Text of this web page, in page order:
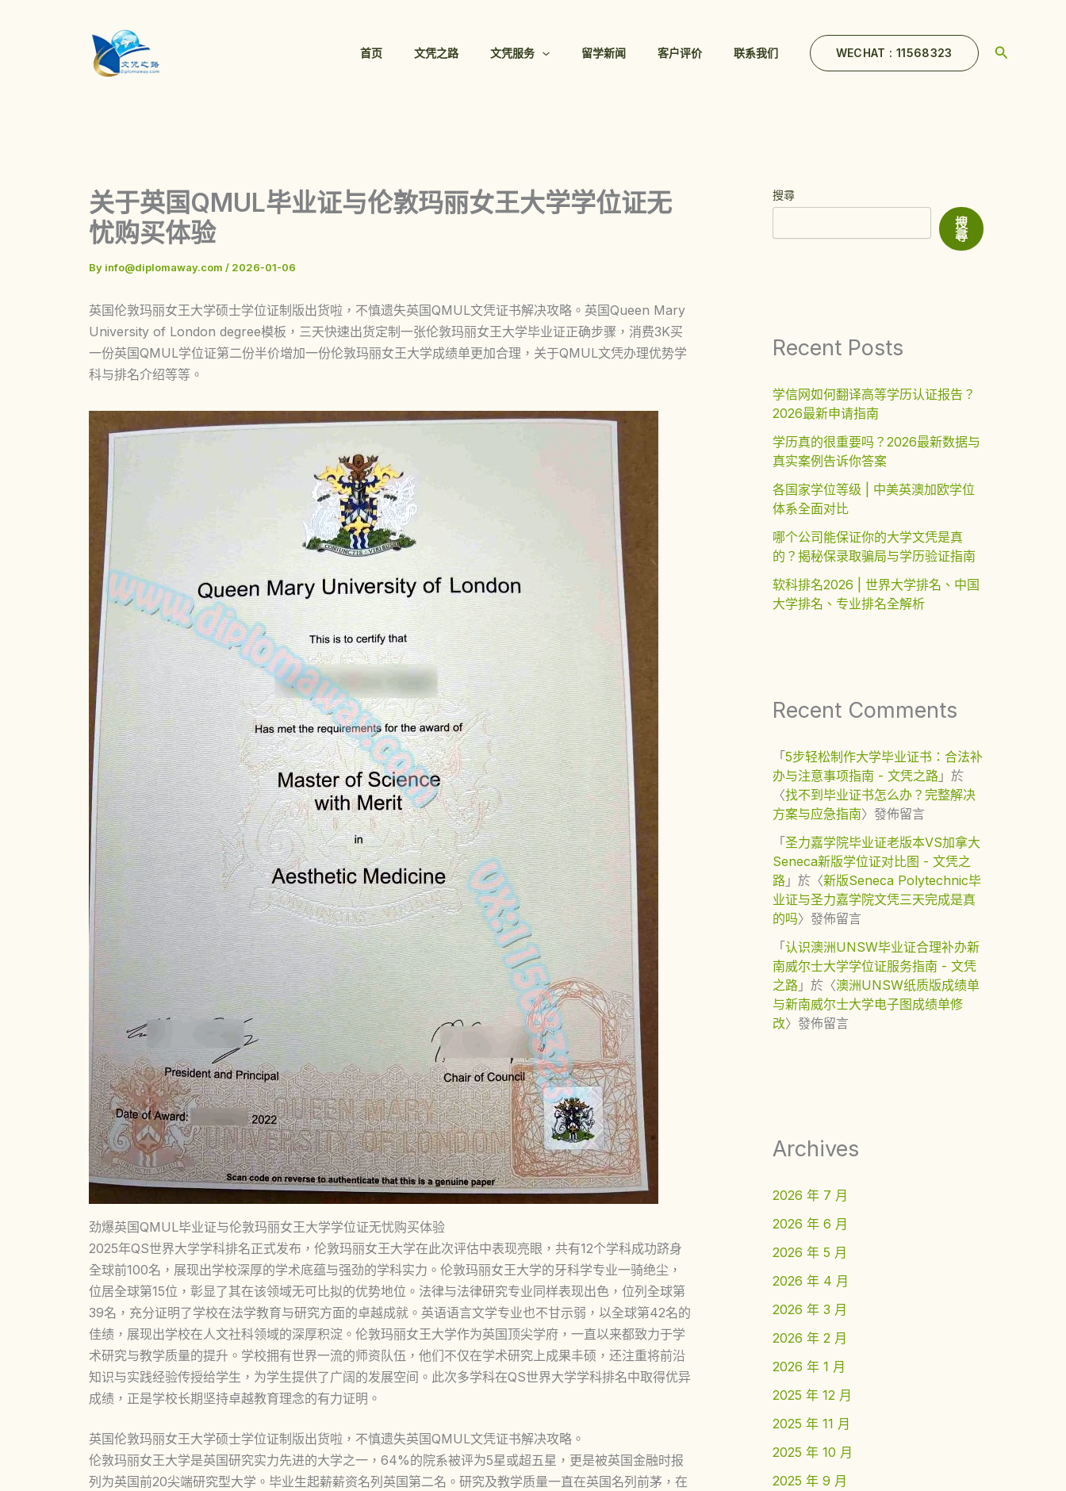
首页 文凭之路 文凭服务 留学新闻 客户评价 联系我们 WECHAT : 11568323 Search
关于英国QMUL毕业证与伦敦玛丽女王大学学位证无
忧购买体验
By info@diplomaway.com / 2026-01-06
英国伦敦玛丽女王大学硕士学位证制版出货啦，不慎遗失英国QMUL文凭证书解决攻略。英国Queen Mary
University of London degree模板，三天快速出货定制一张伦敦玛丽女王大学毕业证正确步骤，消费3K买
一份英国QMUL学位证第二份半价增加一份伦敦玛丽女王大学成绩单更加合理，关于QMUL文凭办理优势学
科与排名介绍等等。
劲爆英国QMUL毕业证与伦敦玛丽女王大学学位证无忧购买体验
2025年QS世界大学学科排名正式发布，伦敦玛丽女王大学在此次评估中表现亮眼，共有12个学科成功跻身
全球前100名，展现出学校深厚的学术底蕴与强劲的学科实力。伦敦玛丽女王大学的牙科学专业一骑绝尘，
位居全球第15位，彰显了其在该领域无可比拟的优势地位。法律与法律研究专业同样表现出色，位列全球第
39名，充分证明了学校在法学教育与研究方面的卓越成就。英语语言文学专业也不甘示弱，以全球第42名的
佳绩，展现出学校在人文社科领域的深厚积淀。伦敦玛丽女王大学作为英国顶尖学府，一直以来都致力于学
术研究与教学质量的提升。学校拥有世界一流的师资队伍，他们不仅在学术研究上成果丰硕，还注重将前沿
知识与实践经验传授给学生，为学生提供了广阔的发展空间。此次多学科在QS世界大学学科排名中取得优异
成绩，正是学校长期坚持卓越教育理念的有力证明。
英国伦敦玛丽女王大学硕士学位证制版出货啦，不慎遗失英国QMUL文凭证书解决攻略。
伦敦玛丽女王大学是英国研究实力先进的大学之一，64%的院系被评为5星或超五星，更是被英国金融时报
列为英国前20尖端研究型大学。毕业生起薪薪资名列英国第二名。研究及教学质量一直在英国名列前茅，在
搜尋
搜
尋
Recent Posts
学信网如何翻译高等学历认证报告？
2026最新申请指南
学历真的很重要吗？2026最新数据与
真实案例告诉你答案
各国家学位等级 | 中美英澳加欧学位
体系全面对比
哪个公司能保证你的大学文凭是真
的？揭秘保录取骗局与学历验证指南
软科排名2026 | 世界大学排名、中国
大学排名、专业排名全解析
Recent Comments
「5步轻松制作大学毕业证书：合法补
办与注意事项指南 - 文凭之路 」於
〈找不到毕业证书怎么办？完整解决
方案与应急指南〉發佈留言
「圣力嘉学院毕业证老版本VS加拿大
Seneca新版学位证对比图 - 文凭之
路 」於〈新版Seneca Polytechnic毕
业证与圣力嘉学院文凭三天完成是真
的吗〉發佈留言
「认识澳洲UNSW毕业证合理补办新
南威尔士大学学位证服务指南 - 文凭
之路 」於〈澳洲UNSW纸质版成绩单
与新南威尔士大学电子图成绩单修
改〉發佈留言
Archives
2026 年 7 月
2026 年 6 月
2026 年 5 月
2026 年 4 月
2026 年 3 月
2026 年 2 月
2026 年 1 月
2025 年 12 月
2025 年 11 月
2025 年 10 月
2025 年 9 月